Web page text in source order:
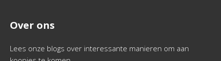
Over ons
Lees onze blogs over interessante manieren om aan